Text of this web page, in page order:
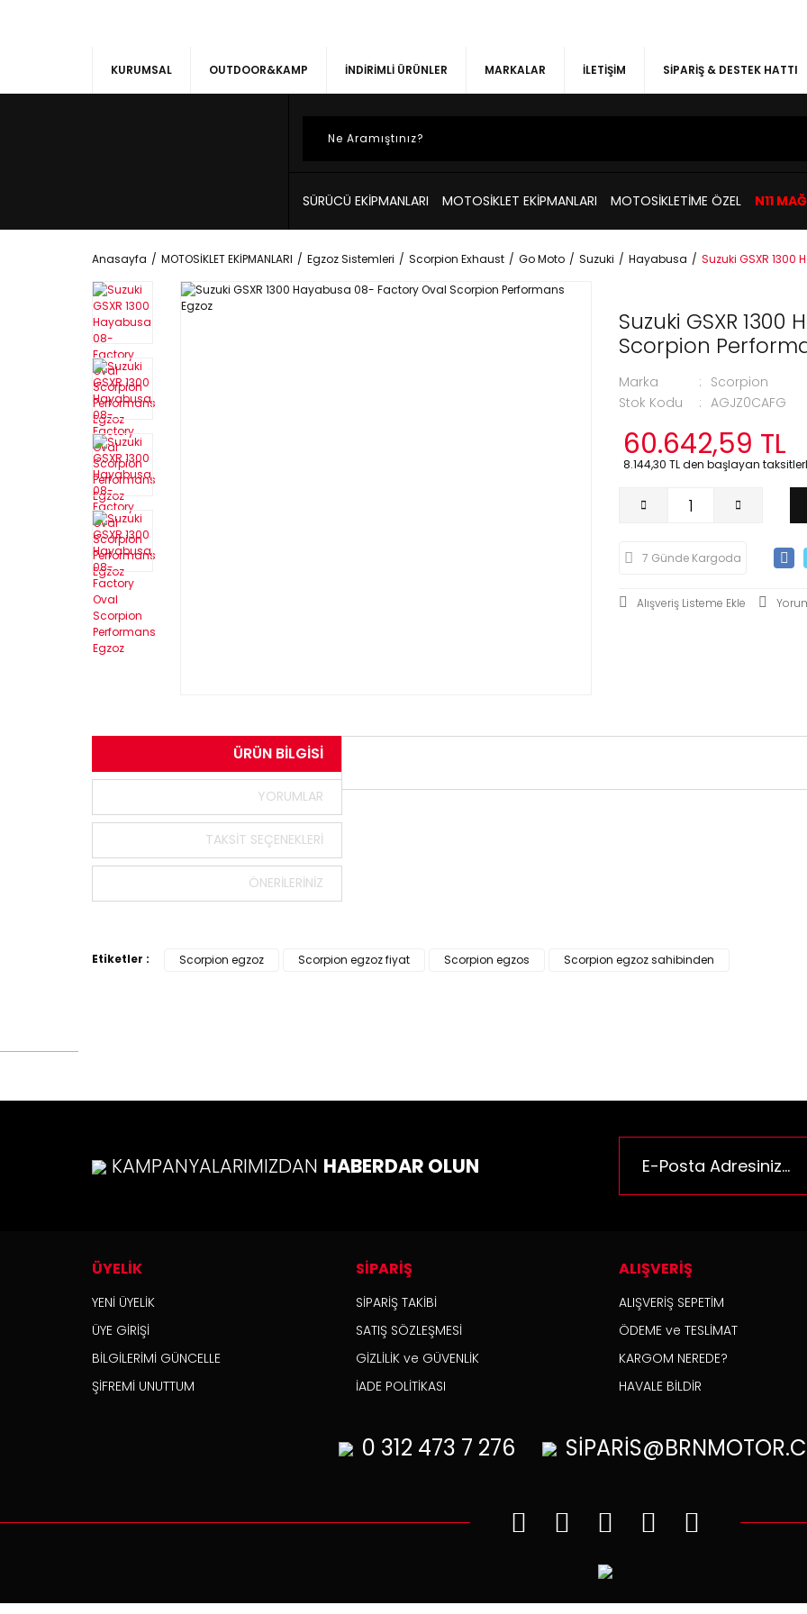
KURUMSAL OUTDOOR&KAMP İNDİRİMLİ ÜRÜNLER MARKALAR İLETİŞİM SİPARİŞ & DESTEK HATTI
SÜRÜCÜ EKİPMANLARI MOTOSİKLET EKİPMANLARI MOTOSİKLETİME ÖZEL N11
Anasayfa MOTOSİKLET EKİPMANLARI Egzoz Sistemleri Scorpion Exhaust Go Moto Suzuki Hayabusa Suzuki GSXR
Suzuki GSXR
Scorpion
Marka
Scorpion
Stok Kodu
AGJZ0CAFG
60.642,59 TL
8.144,30 TL den başlayan
7 Günde Kargoda
ÜRÜN BILGISI
YORUMLAR
TAKSIT SEÇENEKLERI
ÖNERILERINIZ
Etiketler : Scorpion egzoz Scorpion egzoz fiyat Scorpion egzos Scorpion egzoz sahibinden
KAMPANYALARIMIZDAN HABERDAR OLUN
ÜYELİK
YENİ ÜYELİK
ÜYE GİRİŞİ
BİLGİLERİMİ GÜNCELLE
ŞİFREMİ UNUTTUM
SİPARİŞ
SİPARİŞ TAKİBİ
SATIŞ SÖZLEŞMESİ
GİZLİLİK ve GÜVENLİK
İADE POLİTİKASI
ALIŞVERİŞ
ALIŞVERİŞ SEPETİM
ÖDEME ve TESLİMAT
KARGOM NEREDE?
HAVALE BİLDİR
0 312 473 7 276